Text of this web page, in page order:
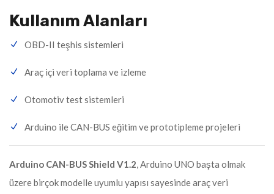
Kullanım Alanları
OBD-II teşhis sistemleri
Araç içi veri toplama ve izleme
Otomotiv test sistemleri
Arduino ile CAN-BUS eğitim ve prototipleme projeleri
Arduino CAN-BUS Shield V1.2 , Arduino UNO başta olmak
üzere birçok modelle uyumlu yapısı sayesinde araç veri